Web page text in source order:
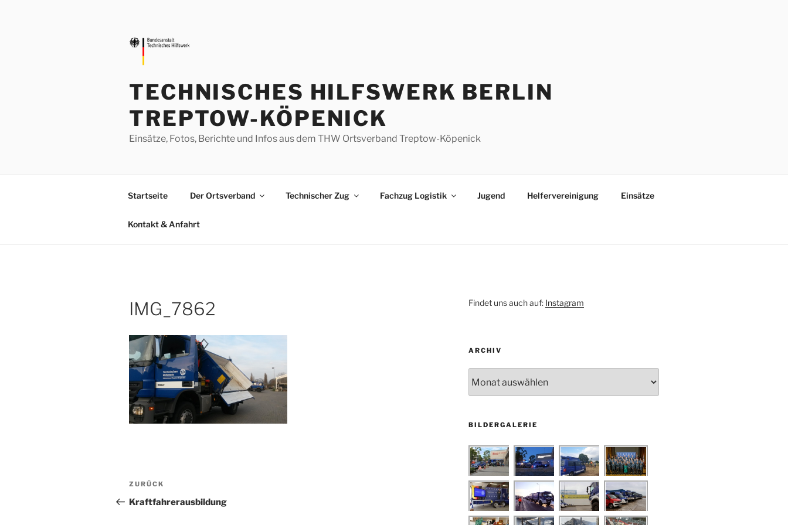
TECHNISCHES HILFSWERK BERLIN
TREPTOW-KÖPENICK
Einsätze, Fotos, Berichte und Infos aus dem THW Ortsverband Treptow-Köpenick
Startseite Der Ortsverband Technischer Zug Fachzug Logistik Jugend Helfervereinigung Einsätze
Kontakt & Anfahrt
IMG_7862
Beitragsnavigation
Vorheriger
Beitrag
ZURÜCK
Kraftfahrerausbildung
Findet uns auch auf: Instagram
ARCHIV
BILDERGALERIE